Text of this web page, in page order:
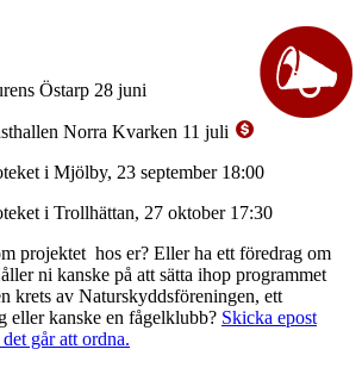
Östarp 28 juni
Norra Kvarken 11 juli
i Mjölby, 23 september 18:00
i Trollhättan, 27 oktober 17:30
projektet hos er? Eller ha ett föredrag om
ni kanske på att sätta ihop programmet
krets av Naturskyddsföreningen, ett
eller kanske en fågelklubb? Skicka epost
går att ordna.